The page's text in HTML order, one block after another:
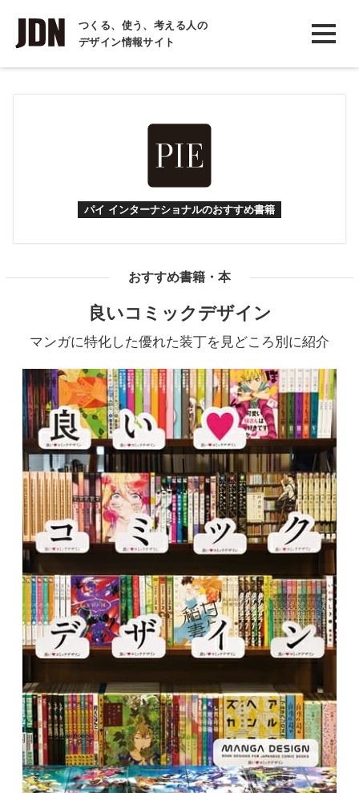
つくる、使う、考える人の
デザイン情報サイト
INTERVIEW
インタビュー
REPORT
パイ インターナショナルのおすすめ書籍
おすすめ書籍・本
良いコミックデザイン
マンガに特化した優れた装丁を見どころ別に紹介